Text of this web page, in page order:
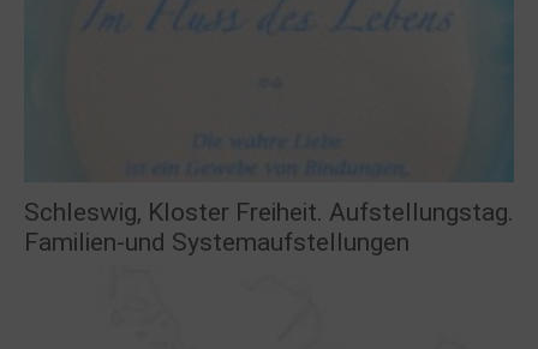
Schleswig, Kloster Freiheit. Aufstellungstag.
Familien-und Systemaufstellungen